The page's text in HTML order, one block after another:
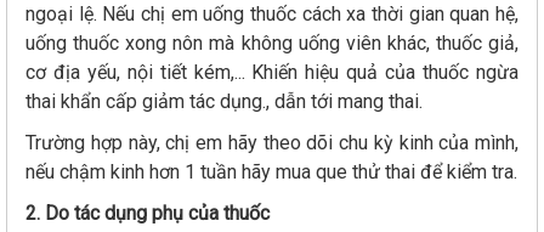
ngoại lệ. Nếu chị em uống thuốc cách xa thời gian quan hệ,
uống thuốc xong nôn mà không uống viên khác, thuốc giả,
cơ địa yếu, nội tiết kém,... Khiến hiệu quả của thuốc ngừa
thai khẩn cấp giảm tác dụng., dẫn tới mang thai.
Trường hợp này, chị em hãy theo dõi chu kỳ kinh của mình,
nếu chậm kinh hơn 1 tuần hãy mua que thử thai để kiểm tra.
2. Do tác dụng phụ của thuốc